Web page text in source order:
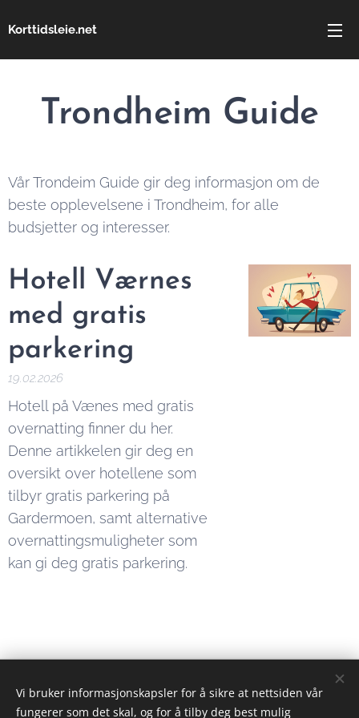
Korttidsleie.net
Trondheim Guide
Vår Trondeim Guide gir deg informasjon om de
beste opplevelsene i Trondheim, for alle
budsjetter og interesser.
Hotell Værnes
med gratis
parkering
19.02.2026
Hotell på Vænes med gratis
overnatting finner du her.
Denne artikkelen gir deg en
oversikt over hotellene som
tilbyr gratis parkering på
Gardermoen, samt alternative
overnattingsmuligheter som
kan gi deg gratis parkering.
© 2023 Alle rettigheter forbeholdt
Vi bruker informasjonskapsler for å sikre at nettsiden vår
fungerer som det skal, og for å tilby deg best mulig